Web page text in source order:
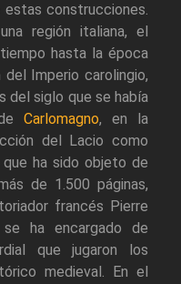
construcciones.
región italiana, el
hasta la época
Imperio carolingio,
del siglo que se había
deCarlomagno, en la
del Lacio como
ha sido objeto de
de 1.500 páginas,
francés Pierre
ha encargado de
que jugaron los
medieval. En el